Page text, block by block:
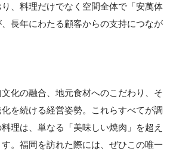
、料理だけでなく空間全体で「安萬体
長年にわたる顧客からの支持につなが
化の融合、地元食材へのこだわり、そ
を続ける経営姿勢。これらすべてが調
理は、単なる「美味しい焼肉」を超え
。福岡を訪れた際には、ぜひこの唯一